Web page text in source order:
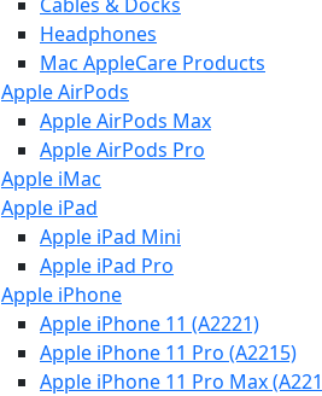
Headphones
Mac AppleCare Products
Apple AirPods
Apple AirPods Max
Apple AirPods Pro
Apple iMac
Apple iPad
Apple iPad Mini
Apple iPad Pro
Apple iPhone
Apple iPhone 11 (A2221)
Apple iPhone 11 Pro (A2215)
Apple iPhone 11 Pro Max